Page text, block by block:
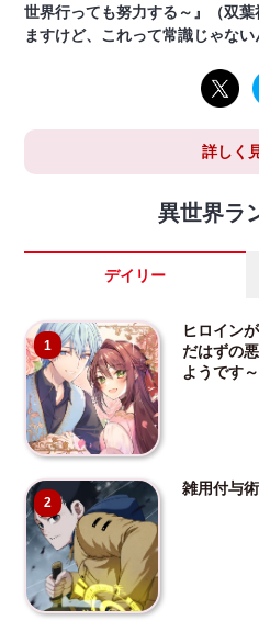
世界行っても努力する～』（双
ますけど、これって常識じゃない
詳しく
異世界ラ
デイリー
1
ヒロイン
だはずの
ようです～
2
雑用付与